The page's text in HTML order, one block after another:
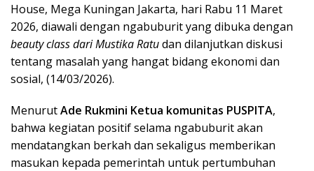
House, Mega Kuningan Jakarta, hari Rabu 11 Maret
2026, diawali dengan ngabuburit yang dibuka dengan
beauty class dari Mustika Ratudan dilanjutkan diskusi
tentang masalah yang hangat bidang ekonomi dan
sosial, (14/03/2026).
MenurutAde Rukmini Ketua komunitas PUSPITA,
bahwa kegiatan positif selama ngabuburit akan
mendatangkan berkah dan sekaligus memberikan
masukan kepada pemerintah untuk pertumbuhan